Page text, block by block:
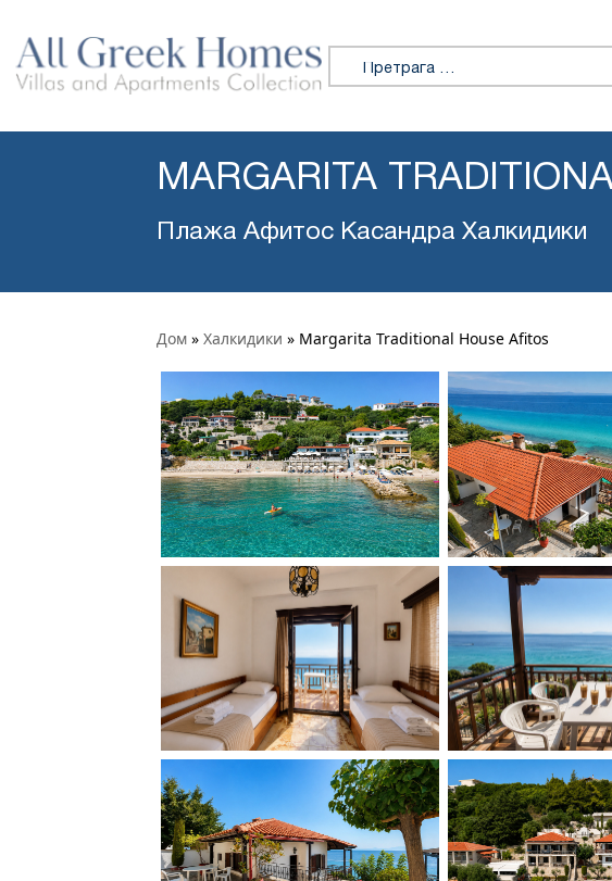
Претражи:
MARGARITA
Плажа Афитос Касандра Халкидики
Дом » Халкидики » Margarita Traditional House Afitos